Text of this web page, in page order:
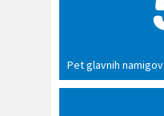
Pet glavnih namigov